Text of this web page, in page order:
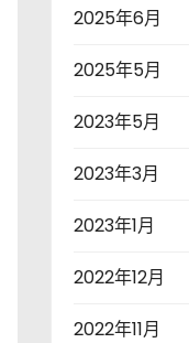
2025年6月
2025年5月
2023年5月
2023年3月
2023年1月
2022年12月
2022年11月